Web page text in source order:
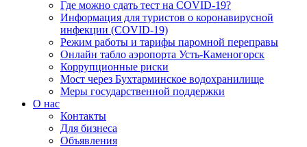
Где можно сдать тест на COVID-19?
Информация для туристов о коронавирусной
инфекции (COVID-19)
Режим работы и тарифы паромной переправы
Онлайн табло аэропорта Усть-Каменогорск
Коррупционные риски
Мост через Бухтарминское водохранилище
Меры государственной поддержки
О нас
Контакты
Для бизнеса
Объявления